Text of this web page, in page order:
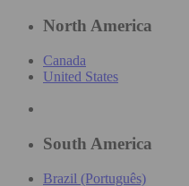
North America
Canada
United States
South America
Brazil (Português)